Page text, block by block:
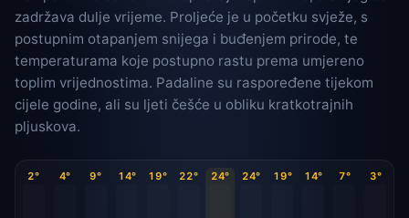
zadržava dulje vrijeme. Proljeće je u početku svježe, s
postupnim otapanjem snijega i buđenjem prirode, te
temperaturama koje postupno rastu prema umjereno
toplim vrijednostima. Padaline su raspoređene tijekom
cijele godine, ali su ljeti češće u obliku kratkotrajnih
pljuskova.
2° 4° 9° 14° 19° 22° 24° 24° 19° 14° 7° 3°